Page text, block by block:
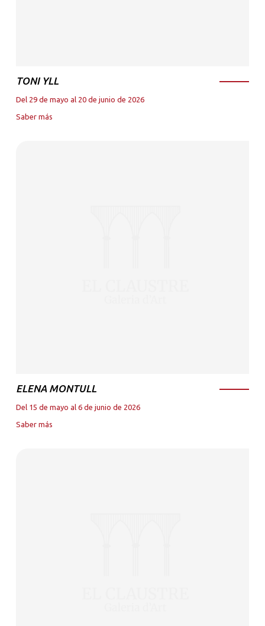
TONI YLL
Del 29 de mayo al 20 de junio de 2026
Saber más
ELENA MONTULL
Del 15 de mayo al 6 de junio de 2026
Saber más